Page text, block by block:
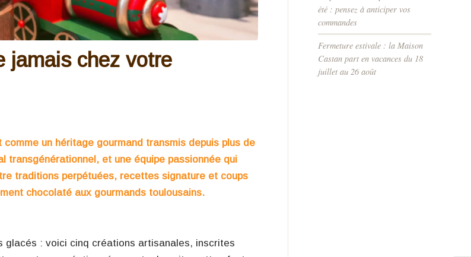
jamais chez votre
un héritage gourmand transmis depuis plus de
transgénérationnel, et une équipe passionnée qui
traditions perpétuées, recettes signature et coups
chocolaté aux gourmands toulousains.
: voici cinq créations artisanales, inscrites
été : pensez à anticiper vos
commandes
Fermeture estivale : la Maison
Castan part en vacances du 18
juillet au 26 août